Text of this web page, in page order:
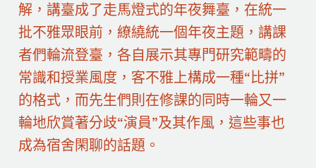
解，講臺成了走馬燈式的年夜舞臺，在統一
批不雅眾眼前，繚繞統一個年夜主題，講課
者們輪流登臺，各自展示其專門研究範疇的
常識和授業風度，客不雅上構成一種“比拼”
的格式，而先生們則在修課的同時一輪又一
輪地欣賞著分歧“演員”及其作風，這些事也
成為宿舍閑聊的話題。